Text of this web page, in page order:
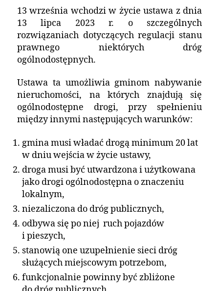
13 września wchodzi w życie ustawa z dnia
13 lipca 2023 r. o szczególnych
rozwiązaniach dotyczących regulacji stanu
prawnego niektórych dróg
ogólnodostępnych.
Ustawa ta umożliwia gminom nabywanie
nieruchomości, na których znajdują się
ogólnodostępne drogi, przy spełnieniu
między innymi następujących warunków:
gmina musi władać drogą minimum 20 lat
w dniu wejścia w życie ustawy,
droga musi być utwardzona i użytkowana
jako drogi ogólnodostępna o znaczeniu
lokalnym,
niezaliczona do dróg publicznych,
odbywa się po niej ruch pojazdów
i pieszych,
stanowią one uzupełnienie sieci dróg
służących miejscowym potrzebom,
funkcjonalnie powinny być zbliżone